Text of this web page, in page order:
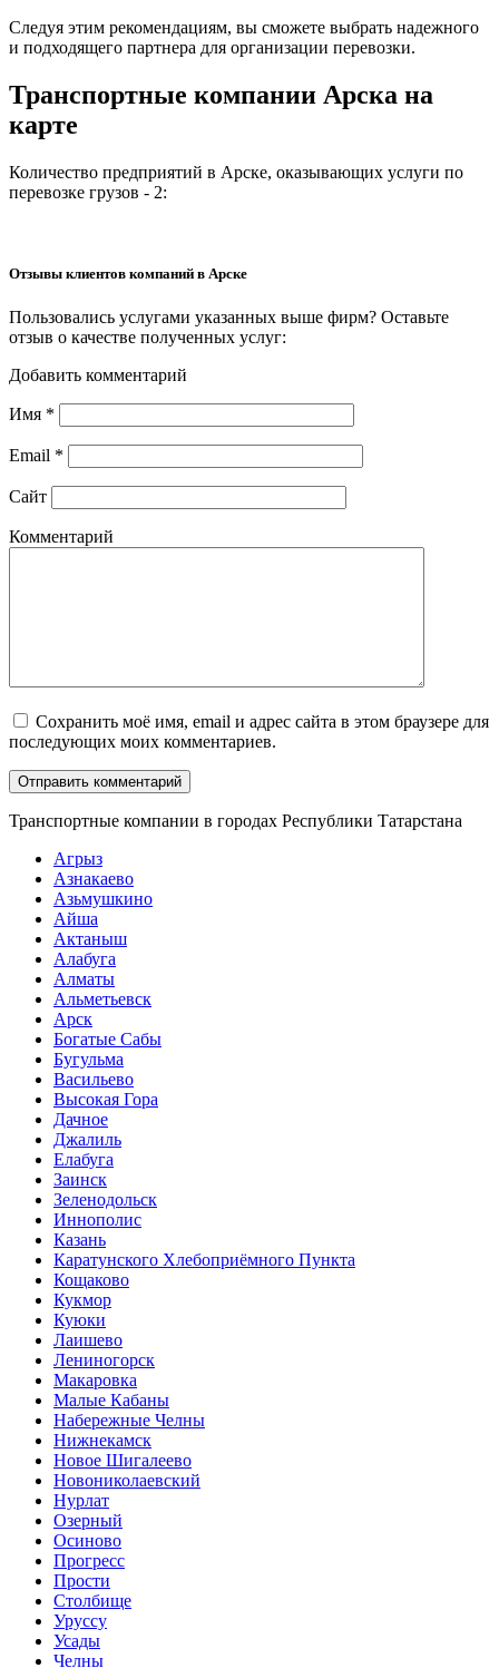
Следуя этим рекомендациям, вы сможете выбрать надежного
и подходящего партнера для организации перевозки.
Транспортные компании Арска на
карте
Количество предприятий в Арске, оказывающих услуги по
перевозке грузов - 2:
Отзывы клиентов компаний в Арске
Пользовались услугами указанных выше фирм? Оставьте
отзыв о качестве полученных услуг:
Добавить комментарий
Имя *
Email *
Сайт
Комментарий
Сохранить моё имя, email и адрес сайта в этом браузере для
последующих моих комментариев.
Транспортные компании в городах Республики Татарстана
Агрыз
Азнакаево
Азьмушкино
Айша
Актаныш
Алабуга
Алматы
Альметьевск
Арск
Богатые Сабы
Бугульма
Васильево
Высокая Гора
Дачное
Джалиль
Елабуга
Заинск
Зеленодольск
Иннополис
Казань
Каратунского Хлебоприёмного Пункта
Кощаково
Кукмор
Куюки
Лаишево
Лениногорск
Макаровка
Малые Кабаны
Набережные Челны
Нижнекамск
Новое Шигалеево
Новониколаевский
Нурлат
Озерный
Осиново
Прогресс
Прости
Столбище
Уруссу
Усады
Челны